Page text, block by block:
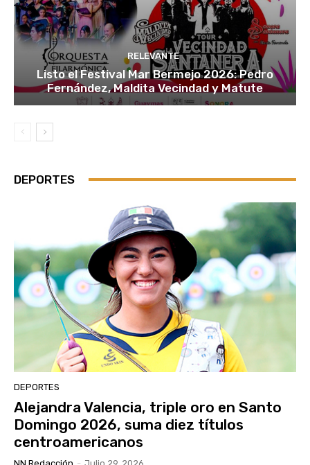
RELEVANTE
Listo el Festival Mar Bermejo 2026: Pedro
Fernández, Maldita Vecindad y Matute
DEPORTES
DEPORTES
Alejandra Valencia, triple oro en Santo
Domingo 2026, suma diez títulos
centroamericanos